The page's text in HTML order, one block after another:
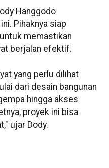
Hanggodo
Pihaknya siap
memastikan
berjalan efektif.
yang perlu dilihat
dari desain bangunan
hingga akses
proyek ini bisa
ujar Dody.